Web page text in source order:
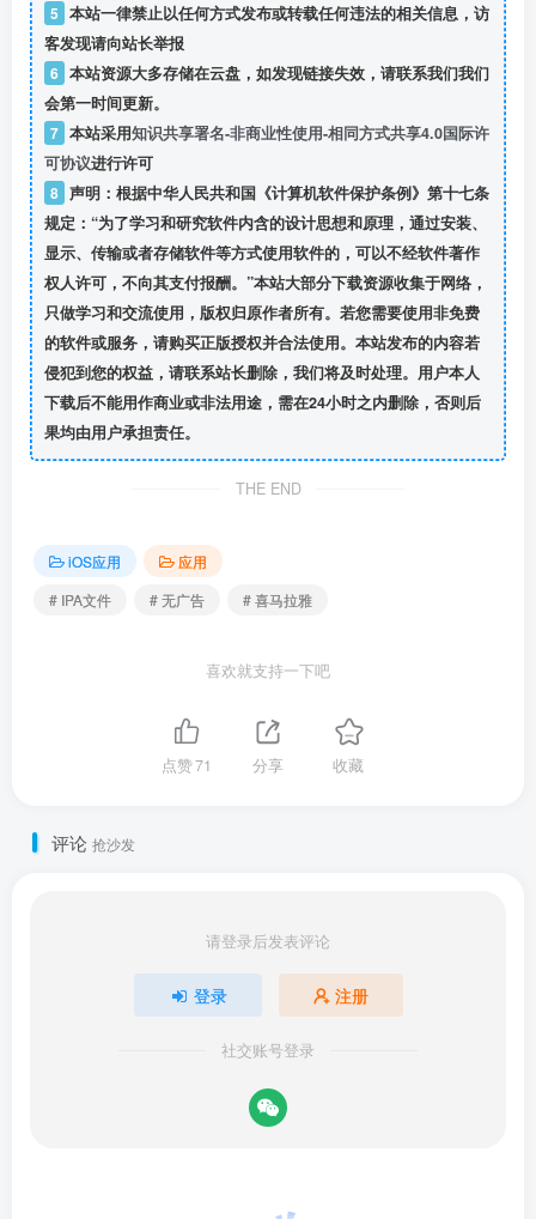
5 本站一律禁止以任何方式发布或转载任何违法的相关信息，访
客发现请向站长举报
6 本站资源大多存储在云盘，如发现链接失效，请联系我们我们
会第一时间更新。
7 本站采用知识共享署名-非商业性使用-相同方式共享4.0国际许
可协议进行许可
8 声明：根据中华人民共和国《计算机软件保护条例》第十七条
规定：“为了学习和研究软件内含的设计思想和原理，通过安装、
显示、传输或者存储软件等方式使用软件的，可以不经软件著作
权人许可，不向其支付报酬。”本站大部分下载资源收集于网络，
只做学习和交流使用，版权归原作者所有。若您需要使用非免费
的软件或服务，请购买正版授权并合法使用。本站发布的内容若
侵犯到您的权益，请联系站长删除，我们将及时处理。用户本人
下载后不能用作商业或非法用途，需在24小时之内删除，否则后
果均由用户承担责任。
THE END
iOS应用
应用
# IPA文件
# 无广告 # 喜马拉雅
喜欢就支持一下吧
点赞71 分享 收藏
评论 抢沙发
请登录后发表评论
登录 注册
社交账号登录